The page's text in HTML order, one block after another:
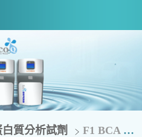
白質分析試劑 F1 BCA Reagent Kit